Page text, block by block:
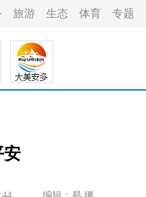
旅游 生态 体育 专题
安